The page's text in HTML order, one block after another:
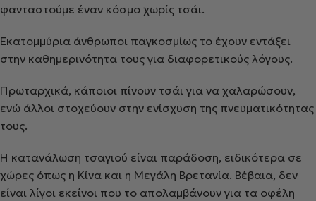
φανταστούμε έναν κόσμο χωρίς τσάι.
Εκατομμύρια άνθρωποι παγκοσμίως το έχουν εντάξει
στην καθημερινότητα τους για διαφορετικούς λόγους.
Πρωταρχικά, κάποιοι πίνουν τσάι για να χαλαρώσουν,
ενώ άλλοι στοχεύουν στην ενίσχυση της πνευματικότητας
τους.
Η κατανάλωση τσαγιού είναι παράδοση, ειδικότερα σε
χώρες όπως η Κίνα και η Μεγάλη Βρετανία. Βέβαια, δεν
είναι λίγοι εκείνοι που το απολαμβάνουν για τα οφέλη